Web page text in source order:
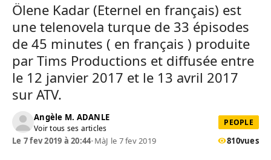
Ölene Kadar (Eternel en français) est
une telenovela turque de 33 épisodes
de 45 minutes ( en français ) produite
par Tims Productions et diffusée entre
le 12 janvier 2017 et le 13 avril 2017
sur ATV.
Angèle M. ADANLE
Voir tous ses articles
PEOPLE
Le 7 fev 2019 à 20:44•MàJ le 7 fev 2019 810vues